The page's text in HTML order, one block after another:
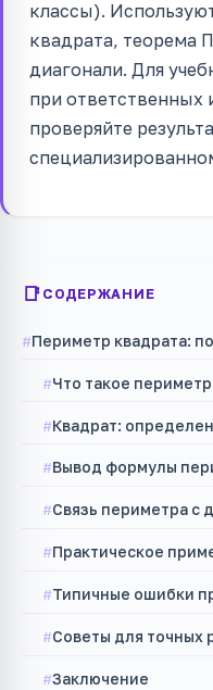
классы).
квадрата, теорема
диагонали. Для
при ответственных
проверяйте
СОДЕРЖАНИЕ
Периметр квадрата:
Что такое периметр
Квадрат:
Вывод формулы
Связь периметра с
Практическое
Типичные ошибки
Советы для точных
Заключение